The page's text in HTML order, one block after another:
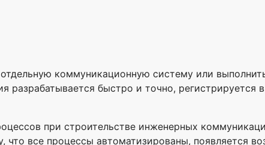
коммуникационную систему или
разрабатывается быстро и точно, регистрируется
при строительстве инженерных
что все процессы автоматизированы, появляется